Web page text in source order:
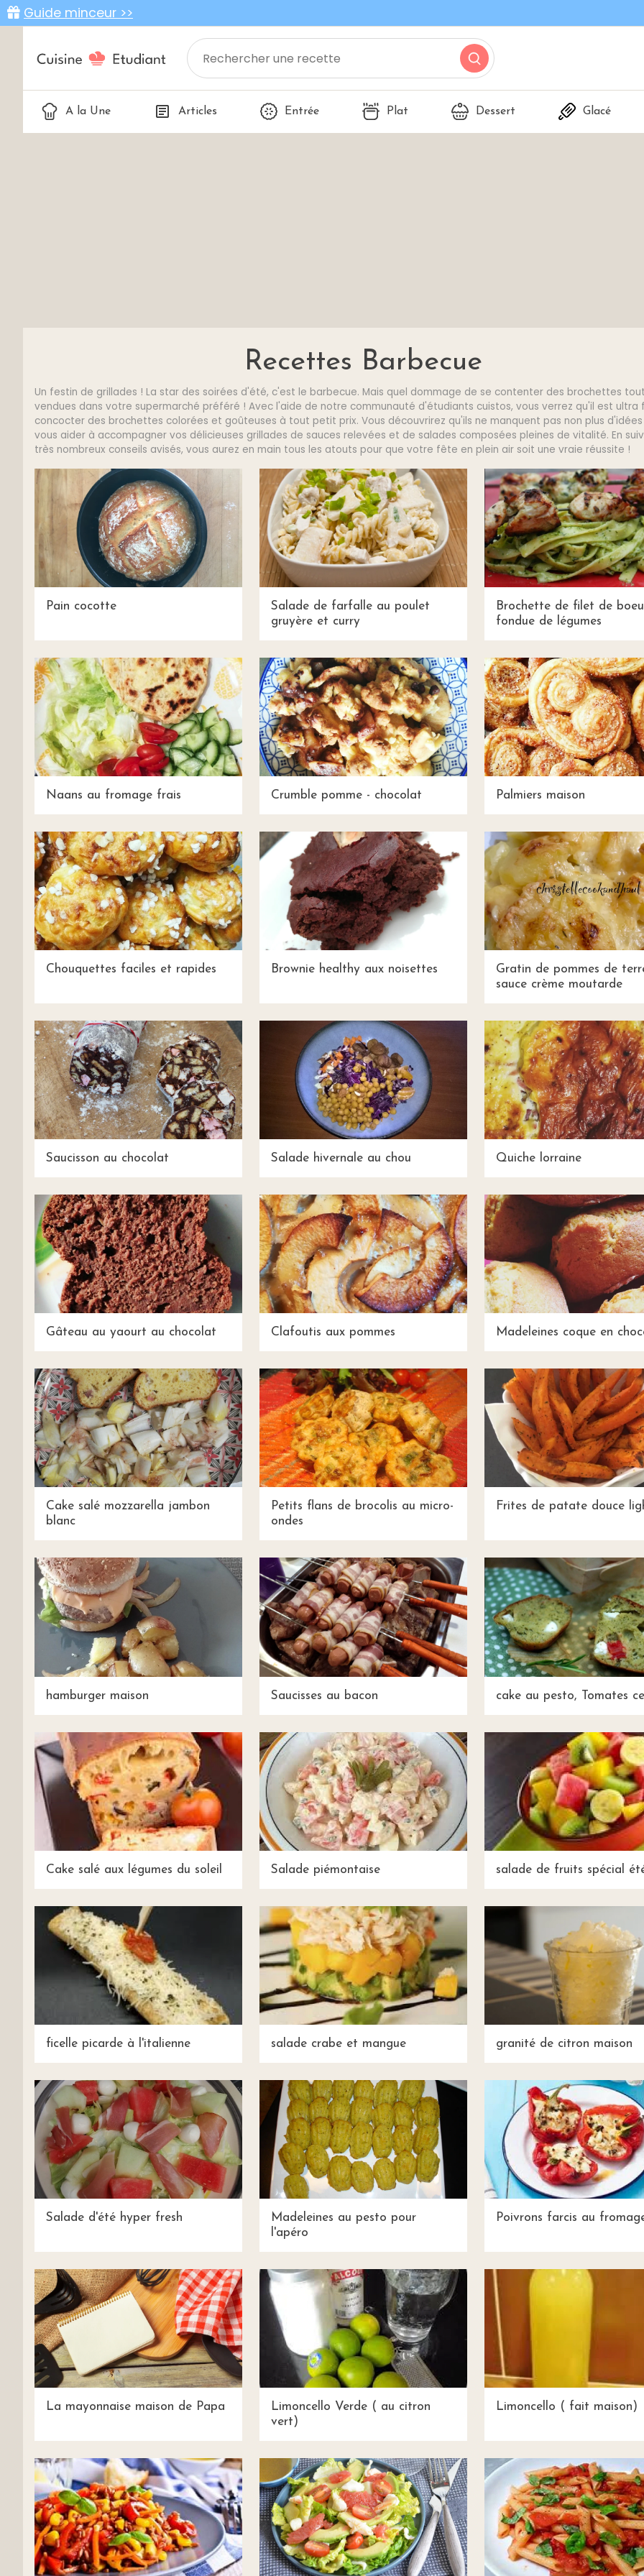
Guide minceur >>
A la Une Articles Entrée Plat Dessert Glacé
Recettes Barbecue
Un festin de grillades ! La star des soirées d'été, c'est le barbecue. Mais quel dommage de se contenter des brochettes
vendues dans votre supermarché préféré ! Avec l'aide de notre communauté d'étudiants cuistos, vous verrez qu'il est ultra
concocter des brochettes colorées et goûteuses à tout petit prix. Vous découvrirez qu'ils ne manquent pas non plus
vous aider à accompagner vos délicieuses grillades de sauces relevées et de salades composées pleines de vitalité. En
très nombreux conseils avisés, vous aurez en main tous les atouts pour que votre fête en plein air soit une vraie réussite !
Pain cocotte
Salade de farfalle au poulet
gruyère et curry
Brochette de filet de
fondue de légumes
Naans au fromage frais Crumble pomme - chocolat Palmiers maison
Chouquettes faciles et rapides Brownie healthy aux noisettes
Gratin de pommes de
sauce crème moutarde
Saucisson au chocolat Salade hivernale au chou Quiche lorraine
Gâteau au yaourt au chocolat Clafoutis aux pommes Madeleines coque en
Cake salé mozzarella jambon
blanc
Petits flans de brocolis au micro-
ondes
Frites de patate douce
hamburger maison Saucisses au bacon cake au pesto, Tomates
Cake salé aux légumes du soleil Salade piémontaise salade de fruits spécial
ficelle picarde à l'italienne salade crabe et mangue granité de citron maison
Salade d'été hyper fresh
Madeleines au pesto pour
l'apéro
Poivrons farcis au
La mayonnaise maison de Papa
Limoncello Verde ( au citron
vert)
Limoncello ( fait maison)